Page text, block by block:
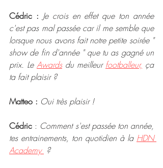
Cédric : Je crois en effet que ton année
c'est pas mal passée car il me semble que
lorsque nous avons fait notre petite soirée "
show de fin d'année " que tu as gagné un
prix. Le Awards du meilleur footballeur, ça
ta fait plaisir ?
Matteo : Oui très plaisir !
Cédric : Comment s'est passée ton année,
tes entrainements, ton quotidien à la HDN
Academy ?